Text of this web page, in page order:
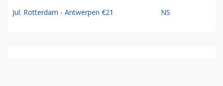
Jul: Rotterdam - Antwerpen €21 NS